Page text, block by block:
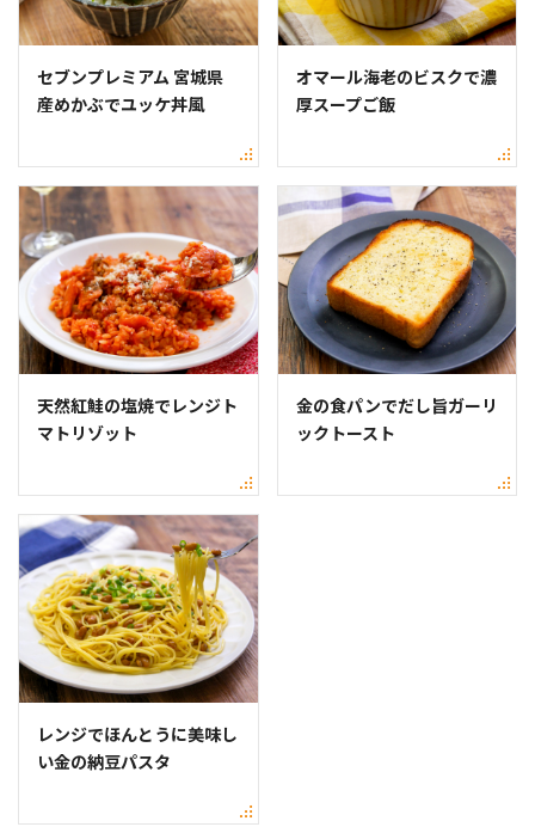
セブンプレミアム 宮城県
産めかぶでユッケ丼風
オマール海老のビスクで濃
厚スープご飯
天然紅鮭の塩焼でレンジト
マトリゾット
金の食パンでだし旨ガーリ
ックトースト
レンジでほんとうに美味し
い金の納豆パスタ